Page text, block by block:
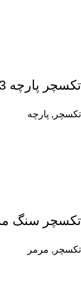
تکسچر پارچه 003
تکسچر , پارچه
تکسچر سنگ مرمر
تکسچر , مرمر